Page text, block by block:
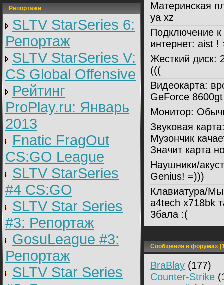
Репортажи
SLTV StarSeries 6:
Репортаж
SLTV StarSeries V:
CS Global Offensive
Рейтинг
ProPlay.ru: Январь
2013
Fnatic FragOut
CS:GO League
SLTV StarSeries
#4 CS:GO
SLTV Star Series
#3: Репортаж
GosuLeague #3:
Репортаж
SLTV Star Series
Материнская
ya xz
Подключение к
интернет: aist !
Жесткий диск:
(((
Видеокарта:
GeForce 8600gt
Монитор:
Звуковая
Музончик
Значит карта
Наушники/
Genius! =)))
Клавиатура/
a4tech x718bk
3бала :(
Сообщения в форумах
BraBlay (177)
Counter-Strike